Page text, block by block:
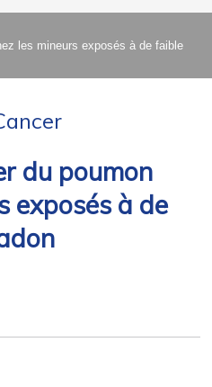
les mineurs exposés à de faible
du poumon
exposés à de